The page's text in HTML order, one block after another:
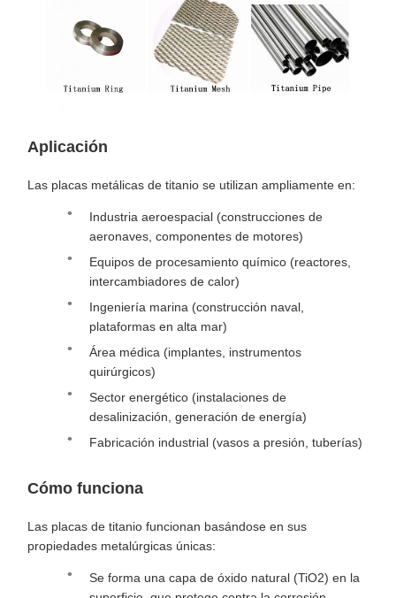
Aplicación
Las placas metálicas de titanio se utilizan ampliamente en:
Industria aeroespacial (construcciones de
aeronaves, componentes de motores)
Equipos de procesamiento químico (reactores,
intercambiadores de calor)
Ingeniería marina (construcción naval,
plataformas en alta mar)
Área médica (implantes, instrumentos
quirúrgicos)
Sector energético (instalaciones de
desalinización, generación de energía)
Fabricación industrial (vasos a presión, tuberías)
Cómo funciona
Las placas de titanio funcionan basándose en sus
propiedades metalúrgicas únicas:
Se forma una capa de óxido natural (TiO2) en la